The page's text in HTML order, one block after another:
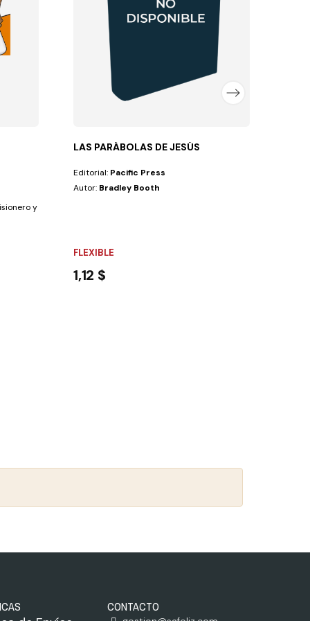
y su familia muestran el amor de Dios por...
LAS PARÁBOLAS DE JESÚS
Editorial: Pacific Press
Autor: Bradley Booth
FLEXIBLE
1,12 $
CONTACTO